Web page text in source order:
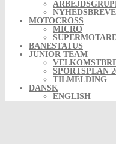
NYHEDSBREVE
MOTOCROSS
MICRO
BANESTATUS
JUNIOR TEAM
SPORTSPLAN
TILMELDING
DANSK
ENGLISH